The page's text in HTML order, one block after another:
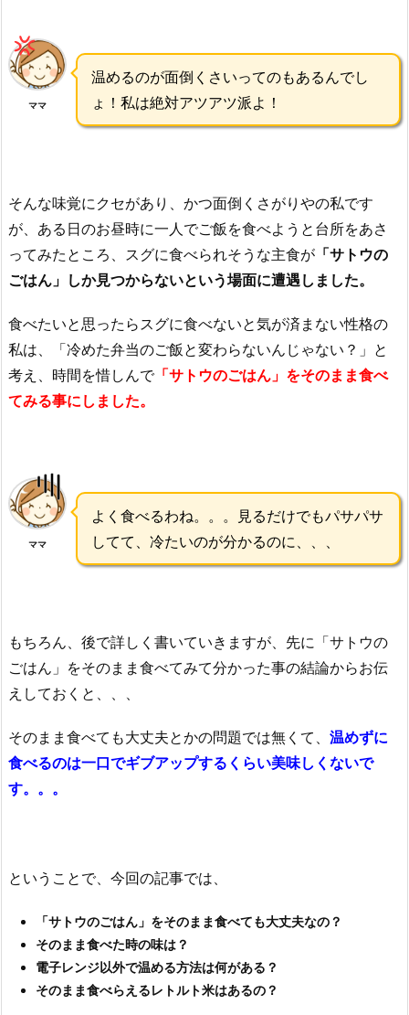
ママ
温めるのが面倒くさいってのもあるんでし
ょ！私は絶対アツアツ派よ！
そんな味覚にクセがあり、かつ面倒くさがりやの私です
が、ある日のお昼時に一人でご飯を食べようと台所をあさ
ってみたところ、スグに食べられそうな主食が 「サトウの
ごはん」しか見つからないという場面に遭遇しました。
食べたいと思ったらスグに食べないと気が済まない性格の
私は、「冷めた弁当のご飯と変わらないんじゃない？」と
考え、時間を惜しんで「サトウのごはん」をそのまま食べ
てみる事にしました。
ママ
よく食べるわね。。。見るだけでもパサパサ
してて、冷たいのが分かるのに、、、
もちろん、後で詳しく書いていきますが、先に「サトウの
ごはん」をそのまま食べてみて分かった事の結論からお伝
えしておくと、、、
そのまま食べても大丈夫とかの問題では無くて、 温めずに
食べるのは一口でギブアップするくらい美味しくないで
す。。。
ということで、今回の記事では、
「サトウのごはん」をそのまま食べても大丈夫なの？
そのまま食べた時の味は？
電子レンジ以外で温める方法は何がある？
そのまま食べらえるレトルト米はあるの？